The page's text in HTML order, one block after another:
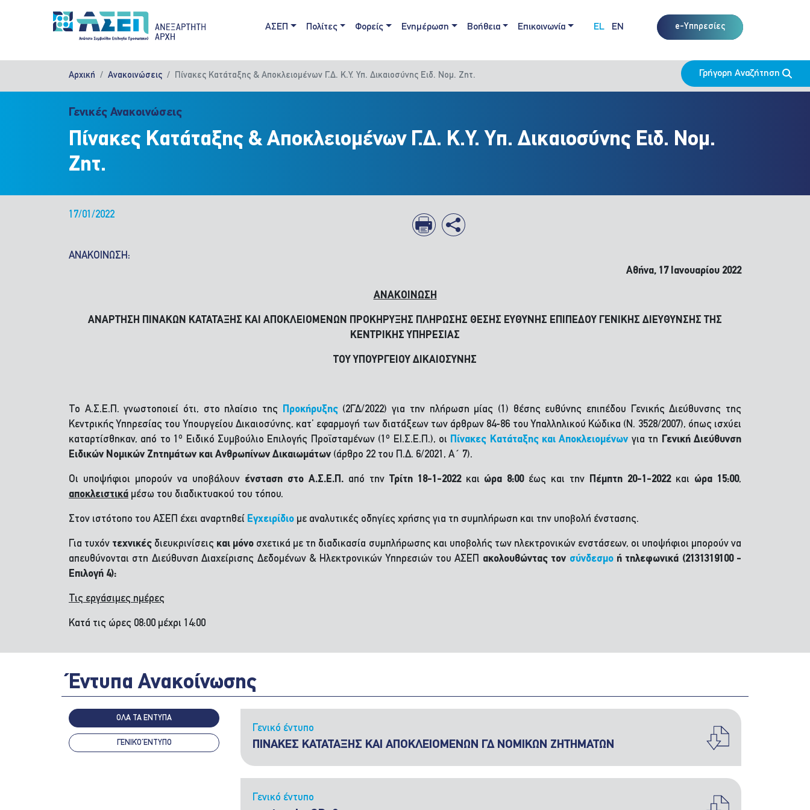
Main navigation
ΑΣΕΠ Πολίτες Φορείς Ενημέρωση Βοήθεια Επικοινωνία EL EN e-Υπηρεσίες
Αρχική Ανακοινώσεις Πίνακες Κατάταξης & Αποκλειομένων Γ.Δ. Κ.Υ. Υπ. Δικαιοσύνης Ειδ. Νομ. Ζητ. Γρήγορη Αναζήτηση
Γενικές Ανακοινώσεις
Πίνακες Κατάταξης & Αποκλειομένων Γ.Δ. Κ.Υ. Υπ. Δικαιοσύνης Ειδ. Νομ.
Ζητ.
17/01/2022
ΑΝΑΚΟΙΝΩΣΗ:
Αθήνα, 17 Ιανουαρίου 2022
ΑΝΑΚΟΙΝΩΣΗ
ΑΝΑΡΤΗΣΗ ΠΙΝΑΚΩΝ ΚΑΤΑΤΑΞΗΣ ΚΑΙ ΑΠΟΚΛΕΙΟΜΕΝΩΝ ΠΡΟΚΗΡΥΞΗΣ ΠΛΗΡΩΣΗΣ ΘΕΣΗΣ ΕΥΘΥΝΗΣ ΕΠΙΠΕΔΟΥ ΓΕΝΙΚΗΣ ΔΙΕΥΘΥΝΣΗΣ ΤΗΣ
ΚΕΝΤΡΙΚΗΣ ΥΠΗΡΕΣΙΑΣ
ΤΟΥ ΥΠΟΥΡΓΕΙΟΥ ΔΙΚΑΙΟΣΥΝΗΣ
Το Α.Σ.Ε.Π. γνωστοποιεί ότι, στο πλαίσιο της Προκήρυξης(2ΓΔ/2022) για την πλήρωση μίας (1) θέσης ευθύνης επιπέδου Γενικής Διεύθυνσης της
Κεντρικής Υπηρεσίας του Υπουργείου Δικαιοσύνης, κατ’ εφαρμογή των διατάξεων των άρθρων 84-86 του Υπαλληλικού Κώδικα (Ν. 3528/2007), όπως ισχύει
καταρτίσθηκαν, από το 1ο Ειδικό Συμβούλιο Επιλογής Προϊσταμένων (1ο ΕΙ.Σ.Ε.Π.), οι Πίνακες Κατάταξης και Αποκλειομένων για τη Γενική Διεύθυνση
Ειδικών Νομικών Ζητημάτων και Ανθρωπίνων Δικαιωμάτων (άρθρο 22 του Π.Δ. 6/2021, Α΄ 7).
Οι υποψήφιοι μπορούν να υποβάλουν ένσταση στο Α.Σ.Ε.Π.από την Τρίτη 18-1-2022και ώρα 8:00έως και την Πέμπτη 20-1-2022και ώρα 15:00,
αποκλειστικά μέσω του διαδικτυακού του τόπου.
Στον ιστότοπο του ΑΣΕΠ έχει αναρτηθεί Εγχειρίδιο με αναλυτικές οδηγίες χρήσης για τη συμπλήρωση και την υποβολή ένστασης.
Για τυχόν τεχνικές διευκρινίσεις και μόνο σχετικά με τη διαδικασία συμπλήρωσης και υποβολής των ηλεκτρονικών ενστάσεων, οι υποψήφιοι μπορούν να
απευθύνονται στη Διεύθυνση Διαχείρισης Δεδομένων & Ηλεκτρονικών Υπηρεσιών του ΑΣΕΠ ακολουθώντας τον σύνδεσμοή τηλεφωνικά (2131319100 -
Επιλογή 4):
Τις εργάσιμες ημέρες
Κατά τις ώρες 08:00 μέχρι 14:00
Έντυπα Ανακοίνωσης
ΟΛΑ ΤΑ ΕΝΤΥΠΑ
ΓΕΝΙΚΌ ΈΝΤΥΠΟ
Γενικό έντυπο
ΠΙΝΑΚΕΣ ΚΑΤΑΤΑΞΗΣ KAI ΑΠΟΚΛΕΙΟΜΕΝΩΝ ΓΔ ΝΟΜΙΚΩΝ ΖΗΤΗΜΑΤΩΝ
Γενικό έντυπο